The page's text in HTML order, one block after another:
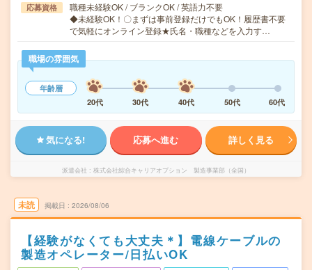
応募資格
職種未経験OK / ブランクOK / 英語力不要
◆未経験OK！〇まずは事前登録だけでもOK！履歴書不要
で気軽にオンライン登録★氏名・職種などを入力す…
職場の雰囲気
年齢層
20代
30代 40代 50代 60代
気になる! 応募へ進む 詳しく見る
派遣会社 株式会社綜合キャリアオプション 製造事業部（全国）
未読 掲載日 2026/08/06
【経験がなくても大丈夫＊】電線ケーブルの
製造オペレーター/日払いOK